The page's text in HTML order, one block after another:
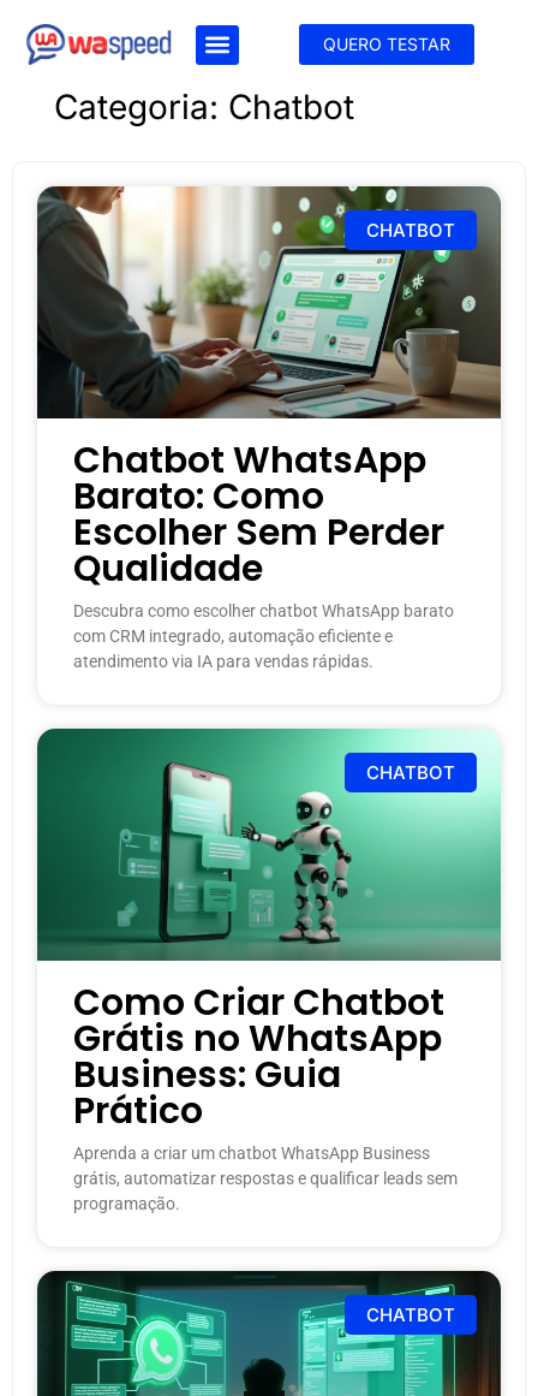
QUERO TESTAR
Categoria: Chatbot
CHATBOT
Chatbot WhatsApp
Barato: Como
Escolher Sem Perder
Qualidade
Descubra como escolher chatbot WhatsApp barato
com CRM integrado, automação eficiente e
atendimento via IA para vendas rápidas.
CHATBOT
Como Criar Chatbot
Grátis no WhatsApp
Business: Guia
Prático
Aprenda a criar um chatbot WhatsApp Business
grátis, automatizar respostas e qualificar leads sem
programação.
CHATBOT